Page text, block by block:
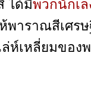
ได้มีพวกนักเ
พาราณสีเศร
ล่ห์เหลี่ยมของ